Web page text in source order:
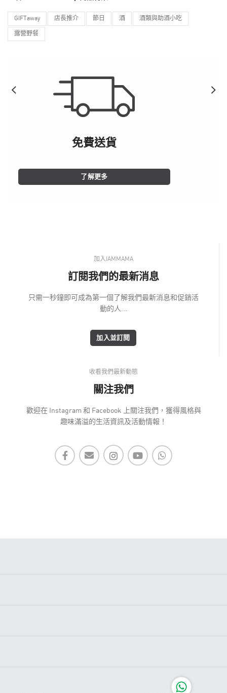
GIFTaway 店長推介 節日 酒 酒類與助酒小吃
露營野餐
免費送貨
了解更多
加入IAMMAMA
訂閱我們的最新消息
只需一秒鐘即可成為第一個了解我們最新消息和促銷活
動的人...
加入並訂閱
收看我們最新動態
關注我們
歡迎在 Instagram 和 Facebook 上關注我們，獲得風格與
趣味滿溢的生活資訊及活動情報！